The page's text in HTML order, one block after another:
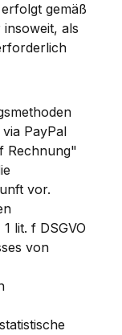
gemäß
als
PayPal
Rechnung"
vor.
lit. f DSGVO
von